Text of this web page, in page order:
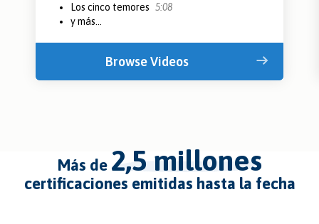
Los cinco temores 5:08
y más...
Browse Videos
más de 2,5 millones
certificaciones emitidas hasta la fecha